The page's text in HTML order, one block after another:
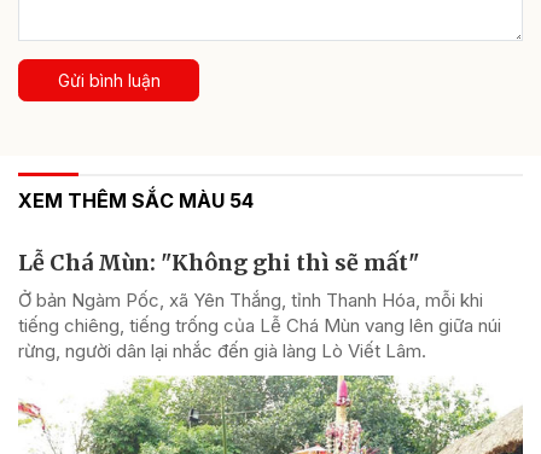
Gửi bình luận
XEM THÊM SẮC MÀU 54
Lễ Chá Mùn: "Không ghi thì sẽ mất"
Ở bản Ngàm Pốc, xã Yên Thắng, tỉnh Thanh Hóa, mỗi khi
tiếng chiêng, tiếng trống của Lễ Chá Mùn vang lên giữa núi
rừng, người dân lại nhắc đến già làng Lò Viết Lâm.